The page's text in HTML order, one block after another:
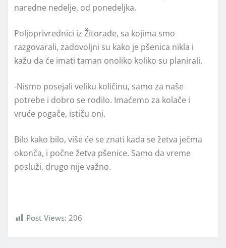
naredne nedelje, od ponedeljka.
Poljoprivrednici iz Žitorađe, sa kojima smo
razgovarali, zadovoljni su kako je pšenica nikla i
kažu da će imati taman onoliko koliko su planirali.
-Nismo posejali veliku količinu, samo za naše
potrebe i dobro se rodilo. Imaćemo za kolače i
vruće pogače, ističu oni.
Bilo kako bilo, više će se znati kada se žetva ječma
okonča, i počne žetva pšenice. Samo da vreme
posluži, drugo nije važno.
Post Views: 206